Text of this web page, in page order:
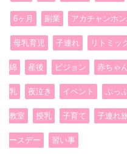
6ヶ月 副業 アカチャンホ
母乳育児 子連れ リトミッ
綿 産後 ピジョン 赤ちゃ
乳 夜泣き イベント ぷっ
教室 授乳 子育て 子連れ
ースデー 習い事